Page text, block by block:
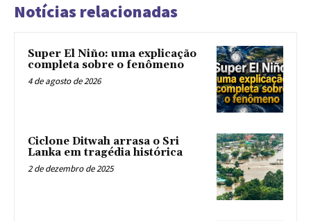
Notícias relacionadas
Super El Niño: uma explicação
completa sobre o fenômeno
4 de agosto de 2026
Ciclone Ditwah arrasa o Sri
Lanka em tragédia histórica
2 de dezembro de 2025